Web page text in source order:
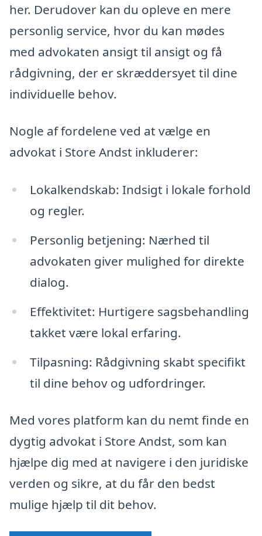
her. Derudover kan du opleve en mere
personlig service, hvor du kan mødes
med advokaten ansigt til ansigt og få
rådgivning, der er skræddersyet til dine
individuelle behov.
Nogle af fordelene ved at vælge en
advokat i Store Andst inkluderer:
Lokalkendskab: Indsigt i lokale forhold
og regler.
Personlig betjening: Nærhed til
advokaten giver mulighed for direkte
dialog.
Effektivitet: Hurtigere sagsbehandling
takket være lokal erfaring.
Tilpasning: Rådgivning skabt specifikt
til dine behov og udfordringer.
Med vores platform kan du nemt finde en
dygtig advokat i Store Andst, som kan
hjælpe dig med at navigere i den juridiske
verden og sikre, at du får den bedst
mulige hjælp til dit behov.